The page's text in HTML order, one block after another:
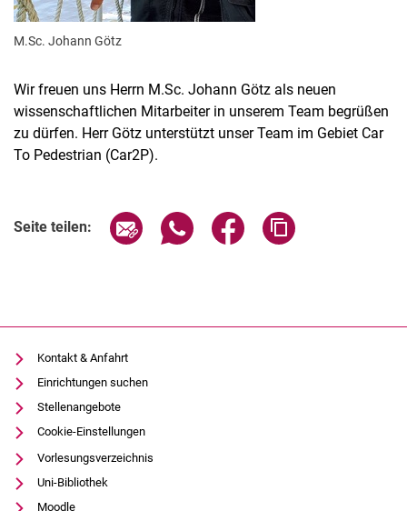
M.Sc. Johann Götz
Wir freuen uns Herrn M.Sc. Johann Götz als neuen
wissenschaftlichen Mitarbeiter in unserem Team begrüßen
zu dürfen. Herr Götz unterstützt unser Team im Gebiet Car
To Pedestrian (Car2P).
Seite teilen: Seite über E-Mail teilen
Seite über WhatsApp teilen
Seite über Facebook
Kontakt & Anfahrt
Einrichtungen suchen
Stellenangebote
Cookie-Einstellungen
Vorlesungsverzeichnis
Uni-Bibliothek
Moodle